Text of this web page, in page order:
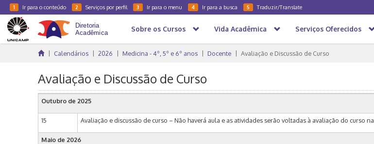
1 Ir para o conteúdo 2 Serviços por perfil 3 Ir para o menu 4 Ir para a busca 5 Traduzir/Translate
Sobre os Cursos Vida Acadêmica Serviços Oferecidos
Calendários 2026 Medicina - 4º, 5º e 6º anos Docente Avaliação e Discussão de Curso
Avaliação e Discussão de Curso
Outubro de 2025
15 Avaliação e discussão de curso – Não haverá aula e as atividades serão voltadas à avaliação do curso
Maio de 2026